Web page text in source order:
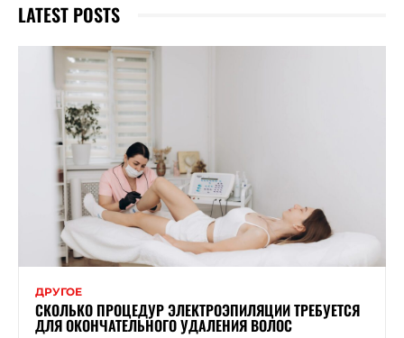
LATEST POSTS
ДРУГОЕ
СКОЛЬКО ПРОЦЕДУР ЭЛЕКТРОЭПИЛЯЦИИ ТРЕБУЕТСЯ
ДЛЯ ОКОНЧАТЕЛЬНОГО УДАЛЕНИЯ ВОЛОС